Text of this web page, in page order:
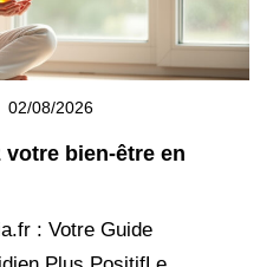
02/08/2026
bien-être en
: Votre Guide